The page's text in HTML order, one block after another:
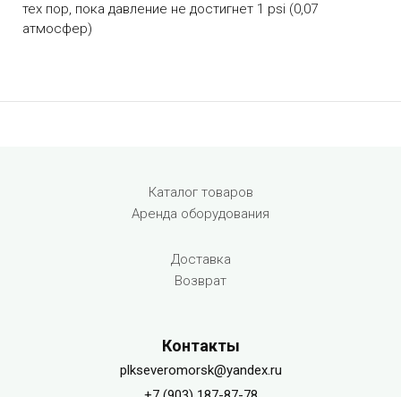
тех пор, пока давление не достигнет 1 psi (0,07
атмосфер)
Menu footerКаталог товаров
Аренда оборудования
Доставка
Возврат
Контакты
plkseveromorsk@yandex.ru